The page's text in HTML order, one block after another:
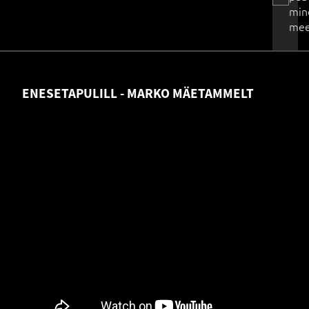
ENESETAPULILL - MARKO MÄETAMMELT